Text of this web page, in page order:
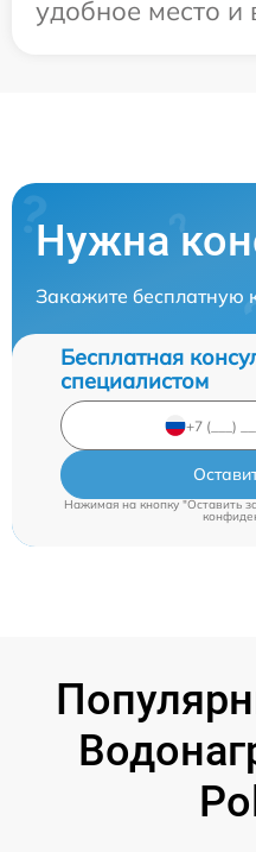
удобное место и
Нужна
Закажите бесплатную
Бесплатная
специалистом
Нажимая на кнопку "Оставить